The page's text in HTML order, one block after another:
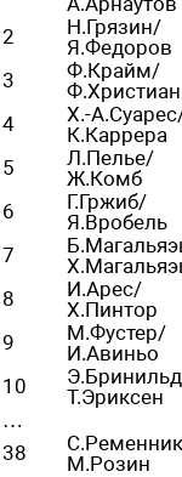
2
Н.Грязин/
Я.Федоров
3
Ф.Крайм/
Ф.Христиан
4
Х.-
К.Каррера
5
Л.Пелье/
Ж.Комб
6
Г.Гржиб/
Я.Вробель
7
8
И.Арес/
Х.Пинтор
9
М.Фустер/
И.Авиньо
10
Т.Эриксен
…
38
М.Розин